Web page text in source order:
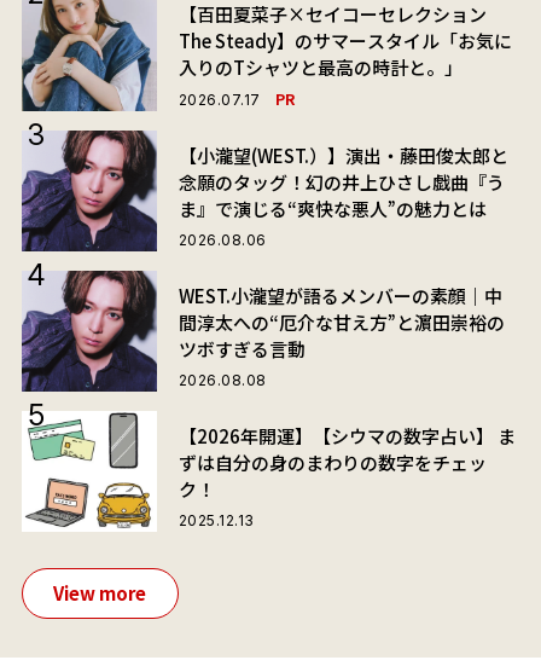
【百田夏菜子×セイコーセレクション
The Steady】のサマースタイル「お気に
入りのTシャツと最高の時計と。」
2026.07.17 PR
【小瀧望(WEST.）】演出・藤田俊太郎と
念願のタッグ！幻の井上ひさし戯曲『う
ま』で演じる“爽快な悪人”の魅力とは
2026.08.06
WEST.小瀧望が語るメンバーの素顔｜中
間淳太への“厄介な甘え方”と濵田崇裕の
ツボすぎる言動
2026.08.08
【2026年開運】【シウマの数字占い】 ま
ずは自分の身のまわりの数字をチェッ
ク！
2025.12.13
View more